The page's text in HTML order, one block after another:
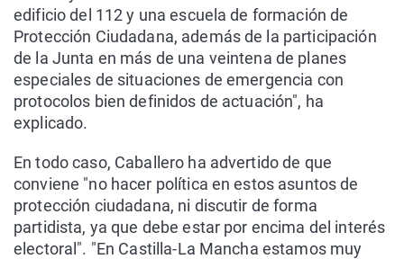
edificio del 112 y una escuela de formación de
Protección Ciudadana, además de la participación
de la Junta en más de una veintena de planes
especiales de situaciones de emergencia con
protocolos bien definidos de actuación", ha
explicado.
En todo caso, Caballero ha advertido de que
conviene "no hacer política en estos asuntos de
protección ciudadana, ni discutir de forma
partidista, ya que debe estar por encima del interés
electoral". "En Castilla-La Mancha estamos muy